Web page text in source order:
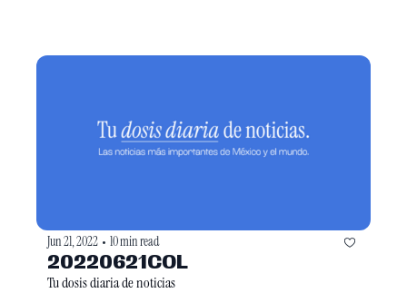
Jun 21, 2022 • 10 min read
20220621COL
Tu dosis diaria de noticias